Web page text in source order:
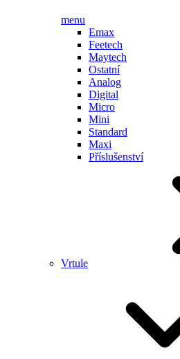
menu
Emax
Feetech
Maytech
Ostatní
Analog
Digital
Micro
Mini
Standard
Maxi
Příslušenství
Vrtule